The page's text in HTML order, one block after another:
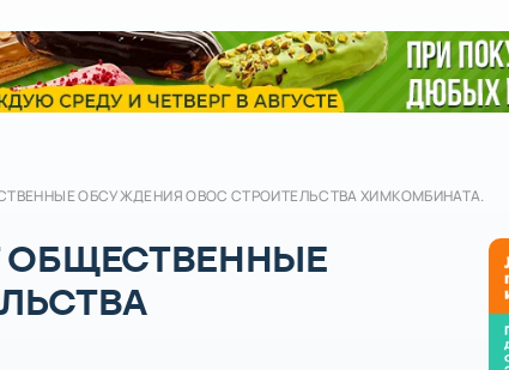
ОБСУЖДЕНИЯ ОВОС СТРОИТЕЛЬСТВА ХИМКОМБИНАТА.
ОБЩЕСТВЕННЫЕ